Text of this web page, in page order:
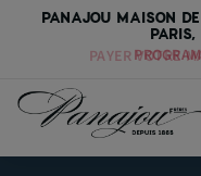
PANAJOU MAISON
PARIS,
PAYER VOTRE